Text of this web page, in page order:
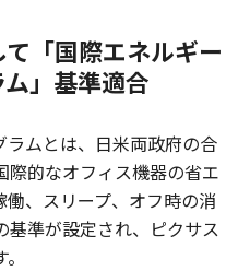
「国際エネルギー
」基準適合
ムとは、日米両政府の合
際的なオフィス機器の省エ
、スリープ、オフ時の消
基準が設定され、ピクサス